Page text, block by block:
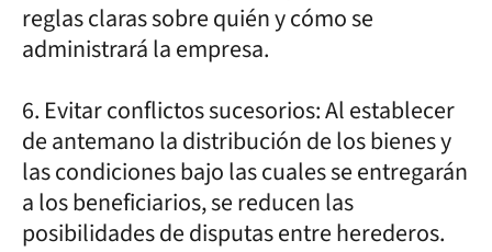
reglas claras sobre quién y cómo se
administrará la empresa.
6. Evitar conflictos sucesorios: Al establecer
de antemano la distribución de los bienes y
las condiciones bajo las cuales se entregarán
a los beneficiarios, se reducen las
posibilidades de disputas entre herederos.